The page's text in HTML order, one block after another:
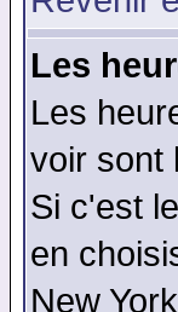
Les
Les
voir sont
Si c'est
en
New